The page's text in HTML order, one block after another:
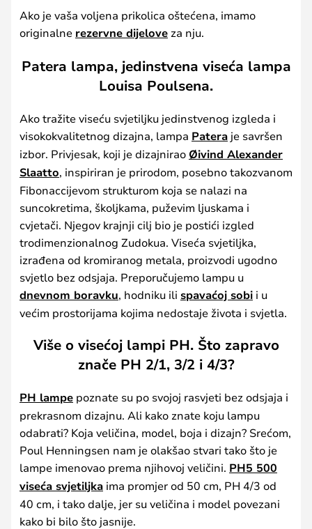
Ako je vaša voljena prikolica oštećena, imamo
originalne rezervne dijelove za nju.
Patera lampa, jedinstvena viseća lampa
Louisa Poulsena.
Ako tražite viseću svjetiljku jedinstvenog izgleda i
visokokvalitetnog dizajna, lampa Patera je savršen
izbor. Privjesak, koji je dizajnirao Øivind Alexander
Slaatto, inspiriran je prirodom, posebno takozvanom
Fibonaccijevom strukturom koja se nalazi na
suncokretima, školjkama, puževim ljuskama i
cvjetači. Njegov krajnji cilj bio je postići izgled
trodimenzionalnog Zudokua. Viseća svjetiljka,
izrađena od kromiranog metala, proizvodi ugodno
svjetlo bez odsjaja. Preporučujemo lampu u
dnevnom boravku, hodniku ili spavaćoj sobi i u
većim prostorijama kojima nedostaje života i svjetla.
Više o visećoj lampi PH. Što zapravo
znače PH 2/1, 3/2 i 4/3?
PH lampe poznate su po svojoj rasvjeti bez odsjaja i
prekrasnom dizajnu. Ali kako znate koju lampu
odabrati? Koja veličina, model, boja i dizajn? Srećom,
Poul Henningsen nam je olakšao stvari tako što je
lampe imenovao prema njihovoj veličini. PH5 500
viseća svjetiljka ima promjer od 50 cm, PH 4/3 od
40 cm, i tako dalje, jer su veličina i model povezani
kako bi bilo što jasnije.